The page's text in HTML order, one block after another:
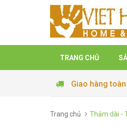
TRANG CHỦ
Giao hàng
Trang chủ Thảm dài -